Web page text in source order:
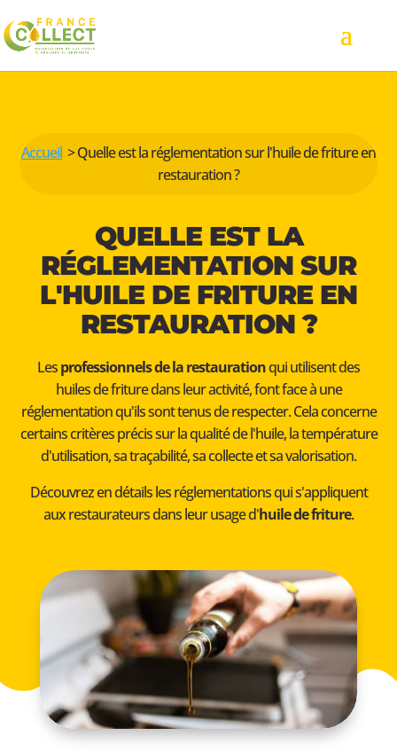
Accueil > Quelle est la réglementation sur l'huile de friture en
restauration ?
QUELLE EST LA
RÉGLEMENTATION SUR
L'HUILE DE FRITURE EN
RESTAURATION ?
Lesprofessionnels de la restaurationqui utilisent des
huiles de friture dans leur activité, font face à une
réglementation qu'ils sont tenus de respecter. Cela concerne
certains critères précis sur la qualité de l'huile, la température
d'utilisation, sa traçabilité, sa collecte et sa valorisation.
Découvrez en détails les réglementations qui s'appliquent
aux restaurateurs dans leur usage d'huile de friture.